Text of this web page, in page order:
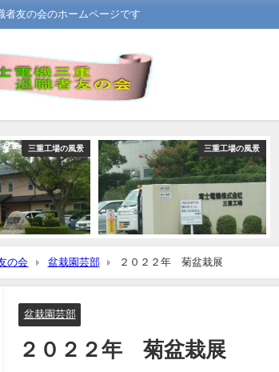
者友の会のホームページです
三重工場の風景 三重工場の風景
の会 盆栽園芸部 ２０２２年 菊盆栽展
盆栽園芸部
２０２２年 菊盆栽展